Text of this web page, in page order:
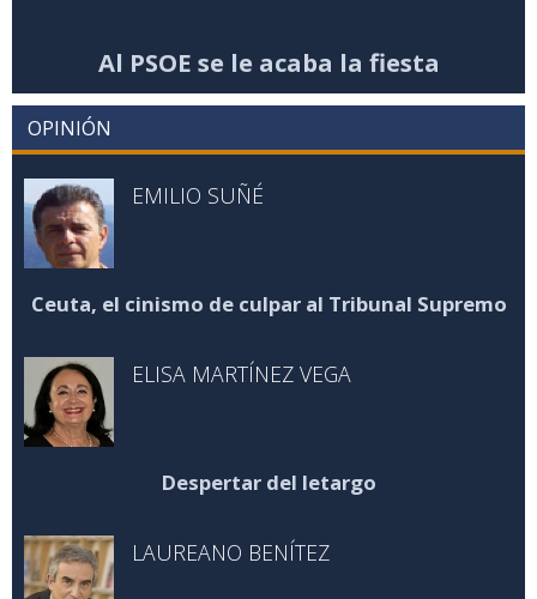
Al PSOE se le acaba la fiesta
OPINIÓN
EMILIO SUÑÉ
Ceuta, el cinismo de culpar al Tribunal Supremo
ELISA MARTÍNEZ VEGA
Despertar del letargo
LAUREANO BENÍTEZ